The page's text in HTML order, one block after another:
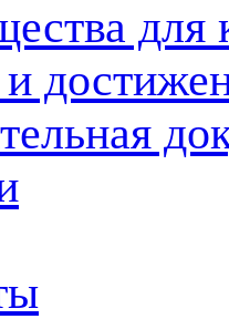
для